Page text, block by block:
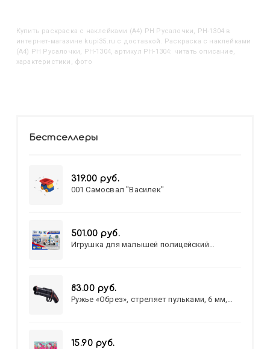
Купить Раскраска с наклейками (А4) РН Русалочки, РН-1304 в
интернет-магазине kupi35.ru с доставкой. Раскраска с наклейками
(А4) РН Русалочки, РН-1304, артикул РН-1304: читать описание,
характеристики, фото
Бестселлеры
319.00 руб.
001 Самосвал "Василек"
501.00 руб.
Игрушка для малышей полицейский
83.00 руб.
Ружье «Обрез», стреляет пульками, 6 мм,
15.90 руб.